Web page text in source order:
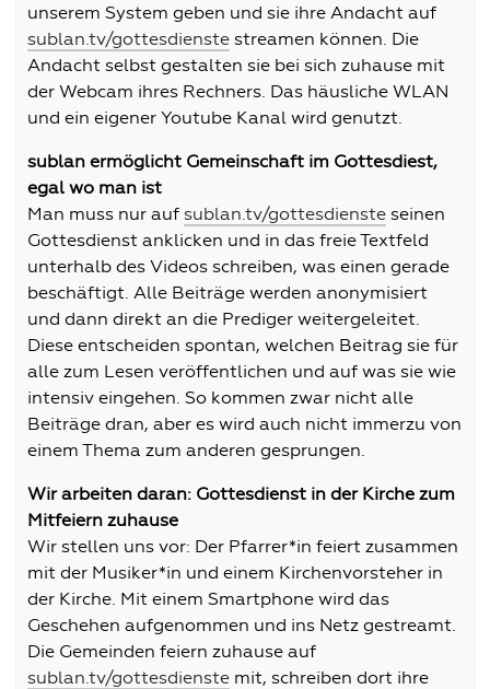
unserem System geben und sie ihre Andacht auf
sublan.tv/gottesdienste streamen können. Die
Andacht selbst gestalten sie bei sich zuhause mit
der Webcam ihres Rechners. Das häusliche WLAN
und ein eigener Youtube Kanal wird genutzt.
sublan ermöglicht Gemeinschaft im Gottesdiest,
egal wo man ist
Man muss nur auf sublan.tv/gottesdienste seinen
Gottesdienst anklicken und in das freie Textfeld
unterhalb des Videos schreiben, was einen gerade
beschäftigt. Alle Beiträge werden anonymisiert
und dann direkt an die Prediger weitergeleitet.
Diese entscheiden spontan, welchen Beitrag sie für
alle zum Lesen veröffentlichen und auf was sie wie
intensiv eingehen. So kommen zwar nicht alle
Beiträge dran, aber es wird auch nicht immerzu von
einem Thema zum anderen gesprungen.
Wir arbeiten daran: Gottesdienst in der Kirche zum
Mitfeiern zuhause
Wir stellen uns vor: Der Pfarrer*in feiert zusammen
mit der Musiker*in und einem Kirchenvorsteher in
der Kirche. Mit einem Smartphone wird das
Geschehen aufgenommen und ins Netz gestreamt.
Die Gemeinden feiern zuhause auf
sublan.tv/gottesdienste mit, schreiben dort ihre